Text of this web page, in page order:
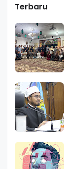
Terbaru